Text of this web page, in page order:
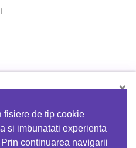
fisiere de tip cookie
si imbunatati experienta
continuarea navigarii
×